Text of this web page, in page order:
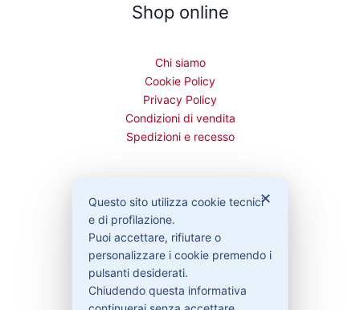
Shop online
Chi siamo
Cookie Policy
Privacy Policy
Condizioni di vendita
Spedizioni e recesso
Bisogno di aiuto?
Contattaci
Garanzie
✕
Questo sito utilizza cookie tecnici
e di profilazione.
Puoi accettare, rifiutare o
personalizzare i cookie premendo i
pulsanti desiderati.
Chiudendo questa informativa